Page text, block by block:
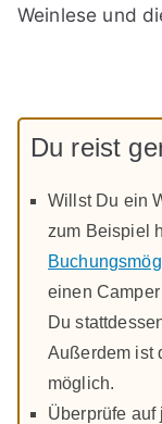
Weinlese und
Du reist
Willst Du ein
zum Beispiel
einen Camper
Du
Außerdem ist
möglich.
Überprüfe